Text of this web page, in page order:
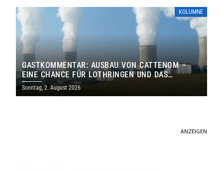
KOLUMNE
GASTKOMMENTAR: AUSBAU VON CATTENOM –
EINE CHANCE FÜR LOTHRINGEN UND DAS
SAARLAND
Sonntag, 2. August 2026
ANZEIGEN